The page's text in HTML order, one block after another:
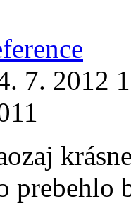
7. 2012
prebehlo